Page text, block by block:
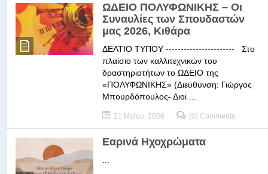
ΩΔΕΙΟ ΠΟΛΥΦΩΝΙΚΗΣ – Οι
Συναυλίες των Σπουδαστών
μας 2026, Κιθάρα
ΔΕΛΤΙΟ ΤΥΠΟΥ ----------------------- Στο
πλαίσιο των καλλιτεχνικών του
δραστηριοτήτων το ΩΔΕΙΟ της
«ΠΟΛΥΦΩΝΙΚΗΣ» (Διεύθυνση: Γιώργος
Μπουρδόπουλος- Διοι ...
21 Μαΐου, 2026 (0) Comments
Εαρινά Ηχοχρώματα